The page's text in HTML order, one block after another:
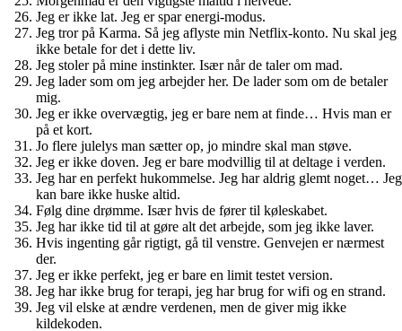
Jeg er ikke lat. Jeg er spar energi-modus.
Jeg tror på Karma. Så jeg aflyste min Netflix-konto. Nu skal jeg
ikke betale for det i dette liv.
Jeg stoler på mine instinkter. Især når de taler om mad.
Jeg lader som om jeg arbejder her. De lader som om de betaler
mig.
Jeg er ikke overvægtig, jeg er bare nem at finde… Hvis man er
på et kort.
Jo flere julelys man sætter op, jo mindre skal man støve.
Jeg er ikke doven. Jeg er bare modvillig til at deltage i verden.
Jeg har en perfekt hukommelse. Jeg har aldrig glemt noget… Jeg
kan bare ikke huske altid.
Følg dine drømme. Især hvis de fører til køleskabet.
Jeg har ikke tid til at gøre alt det arbejde, som jeg ikke laver.
Hvis ingenting går rigtigt, gå til venstre. Genvejen er nærmest
der.
Jeg er ikke perfekt, jeg er bare en limit testet version.
Jeg har ikke brug for terapi, jeg har brug for wifi og en strand.
Jeg vil elske at ændre verdenen, men de giver mig ikke
kildekoden.